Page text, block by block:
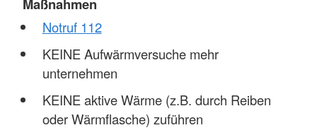
Maßnahmen
Notruf 112
KEINE Aufwärmversuche mehr
unternehmen
KEINE aktive Wärme (z.B. durch Reiben
oder Wärmflasche) zuführen